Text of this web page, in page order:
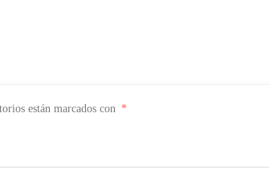
están marcados con *